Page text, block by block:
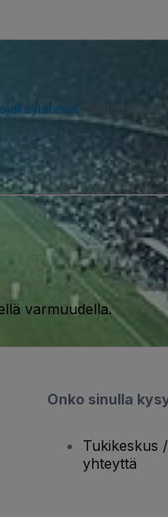
. Saatat
varmuudella.
Onko sinulla
Tukikeskus
yhteyttä